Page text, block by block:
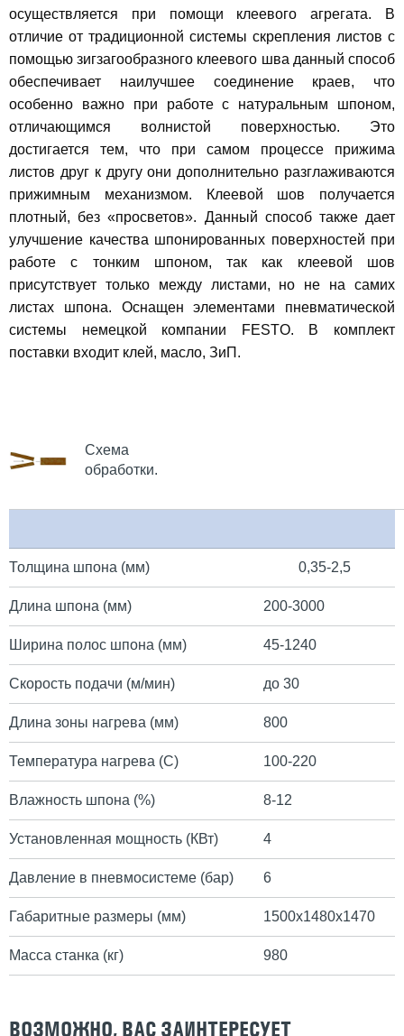
осуществляется при помощи клеевого агрегата. В
отличие от традиционной системы скрепления листов с
помощью зигзагообразного клеевого шва данный способ
обеспечивает наилучшее соединение краев, что
особенно важно при работе с натуральным шпоном,
отличающимся волнистой поверхностью. Это
достигается тем, что при самом процессе прижима
листов друг к другу они дополнительно разглаживаются
прижимным механизмом. Клеевой шов получается
плотный, без «просветов». Данный способ также дает
улучшение качества шпонированных поверхностей при
работе с тонким шпоном, так как клеевой шов
присутствует только между листами, но не на самих
листах шпона. Оснащен элементами пневматической
системы немецкой компании FESTO. В комплект
поставки входит клей, масло, ЗиП.
Схема
Толщина шпона (мм) 0,35-2,5
Длина шпона (мм) 200-3000
Ширина полос шпона (мм) 45-1240
Скорость подачи (м/мин) до 30
Длина зоны нагрева (мм) 800
Температура нагрева (С) 100-220
Влажность шпона (%) 8-12
Установленная мощность (КВт) 4
Давление в пневмосистеме (бар) 6
Габаритные размеры (мм) 1500х1480х1470
Масса станка (кг) 980
ВОЗМОЖНО, ВАС ЗАИНТЕРЕСУЕТ